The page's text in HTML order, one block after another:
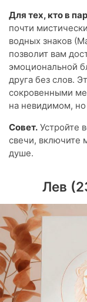
Для тех, кто в
почти
водных знаков
позволит вам
эмоциональной
друга без слов.
сокровенными
на невидимом,
Совет. Устройте
свечи, включите
душе.
Лев